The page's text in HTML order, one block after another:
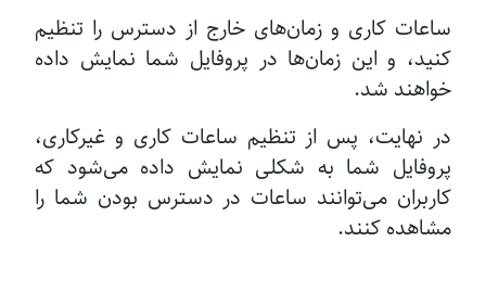
ساعات کاری و زمان‌های خارج از دسترس را تنظیم
کنید، و این زمان‌ها در پروفایل شما نمایش داده
خواهند شد.
در نهایت، پس از تنظیم ساعات کاری و غیرکاری،
پروفایل شما به شکلی نمایش داده می‌شود که
کاربران می‌توانند ساعات در دسترس بودن شما را
مشاهده کنند.